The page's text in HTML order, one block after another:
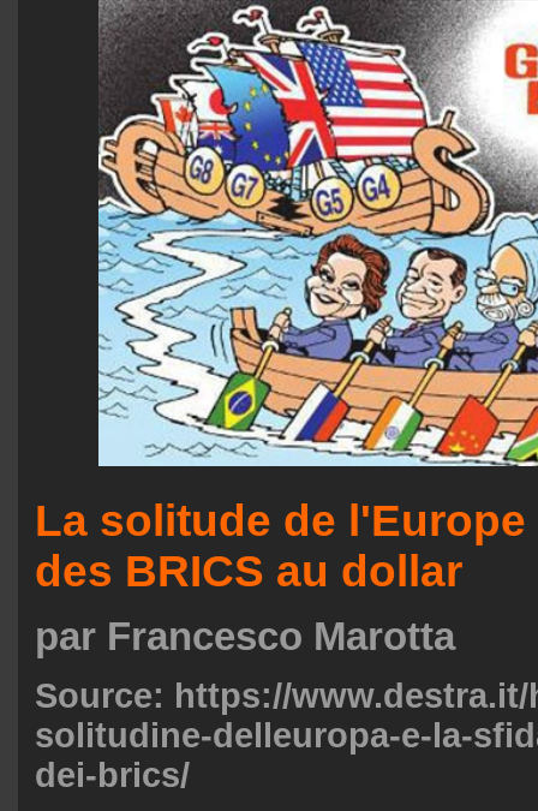
La solitude de l'Europe
des BRICS au dollar
par Francesco Marotta
Source: https://www.destra.it/
solitudine-delleuropa-e-la-
dei-brics/